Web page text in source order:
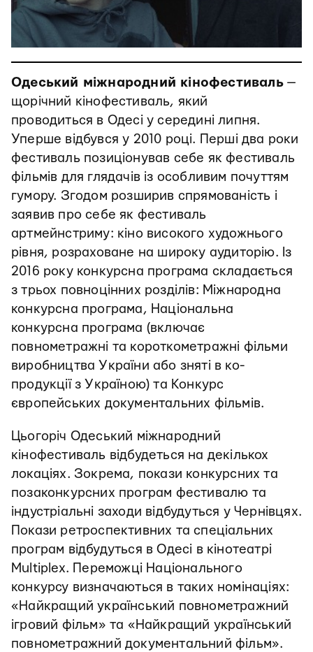
Одеський міжнародний кінофестиваль—
щорічний кінофестиваль, який
проводиться в Одесі у середині липня.
Уперше відбувся у 2010 році. Перші два роки
фестиваль позиціонував себе як фестиваль
фільмів для глядачів із особливим почуттям
гумору. Згодом розширив спрямованість і
заявив про себе як фестиваль
артмейнстриму: кіно високого художнього
рівня, розраховане на широку аудиторію. Із
2016 року конкурсна програма складається
з трьох повноцінних розділів: Міжнародна
конкурсна програма, Національна
конкурсна програма (включає
повнометражні та короткометражні фільми
виробництва України або зняті в ко-
продукції з Україною) та Конкурс
європейських документальних фільмів.
Цьогоріч Одеський міжнародний
кінофестиваль відбудеться на декількох
локаціях. Зокрема, покази конкурсних та
позаконкурсних програм фестивалю та
індустріальні заходи відбудуться у Чернівцях.
Покази ретроспективних та спеціальних
програм відбудуться в Одесі в кінотеатрі
Multiplex. Переможці Національного
конкурсу визначаються в таких номінаціях:
«Найкращий український повнометражний
ігровий фільм» та «Найкращий український
повнометражний документальний фільм».